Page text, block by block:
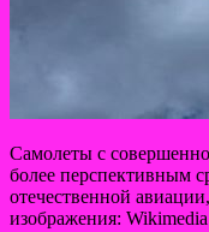
Самолеты c
более перспективным
отечественной
изображения: